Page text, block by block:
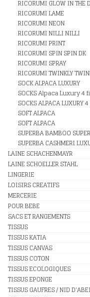
RICORUMI GLOW IN THE
RICORUMI LAME
RICORUMI NEON
RICORUMI NILLI NILLI
RICORUMI PRINT
RICORUMI SPIN SPIN DK
RICORUMI SPRAY
RICORUMI TWINKLY
SOCK ALPACA LUXURY
SOCKS Alpaca Luxury 4
SOCKS ALPACA LUXURY
SOFT ALPACA
SOFT ALPACA
SUPERBA BAMBOO
SUPERBA CASHMERI
LAINE SCHACHENMAYR
LAINE SCHOELLER STAHL
LINGERIE
LOISIRS CREATIFS
MERCERIE
POUR BEBE
SACS ET RANGEMENTS
TISSUS
TISSUS KATIA
TISSUS CANVAS
TISSUS COTON
TISSUS ECOLOGIQUES
TISSUS EPONGE
TISSUS GAUFRES / NID